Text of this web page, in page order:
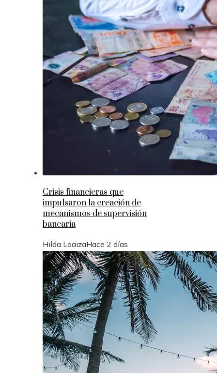
Crisis financieras que
impulsaron la creación de
mecanismos de supervisión
bancaria
Hilda LoaizaHace 2 días